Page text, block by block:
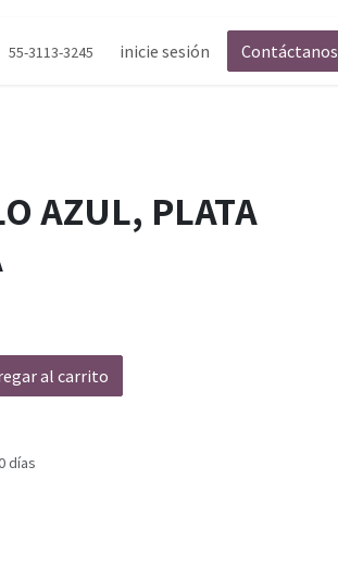
55-3113-3245 inicie sesión Contáctanos
AZUL, PLATA
al carrito
días